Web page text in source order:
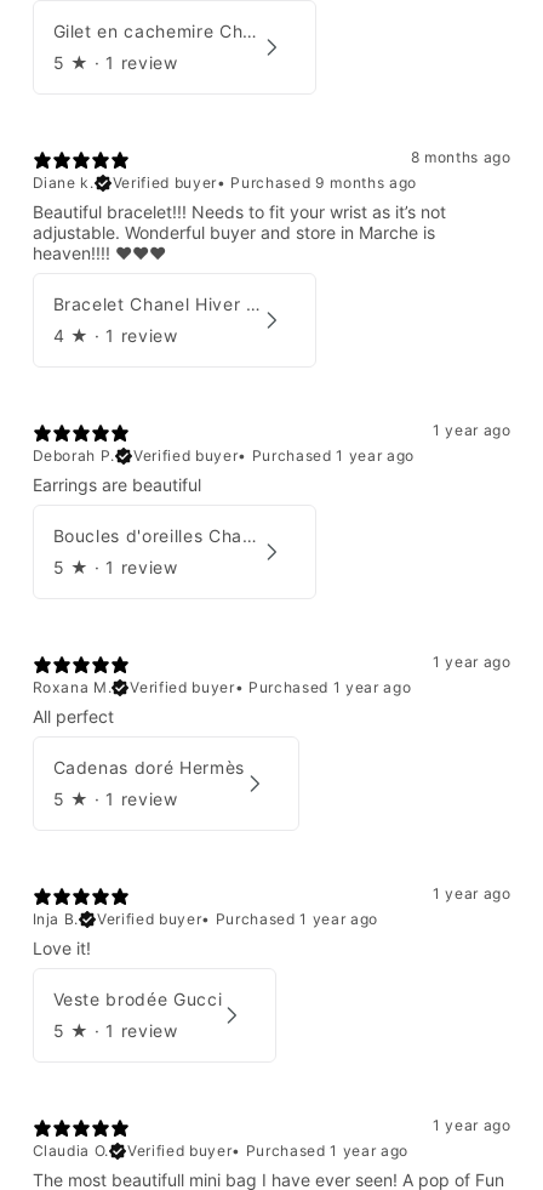
Gilet en cachemire Chanel Automne 1995
5 ★ · 1 review
8 months ago
Diane k.
Verified buyer• Purchased 9 months ago
Beautiful bracelet!!! Needs to fit your wrist as it’s not
adjustable. Wonderful buyer and store in Marche is
heaven!!!! ❤️❤️❤️
Bracelet Chanel Hiver 1997
4 ★ · 1 review
1 year ago
Deborah P.
Verified buyer• Purchased 1 year ago
Earrings are beautiful
Boucles d'oreilles Chanel 2001
5 ★ · 1 review
1 year ago
Roxana M.
Verified buyer• Purchased 1 year ago
All perfect
Cadenas doré Hermès
5 ★ · 1 review
1 year ago
Inja B.
Verified buyer• Purchased 1 year ago
Love it!
Veste brodée Gucci
5 ★ · 1 review
1 year ago
Claudia O.
Verified buyer• Purchased 1 year ago
The most beautifull mini bag I have ever seen! A pop of Fun